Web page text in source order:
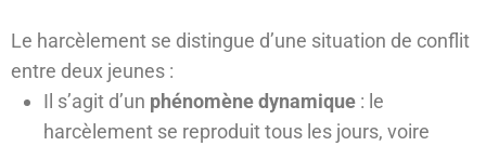
Le harcèlement se distingue d’une situation de conflit
entre deux jeunes :
Il s’agit d’un phénomène dynamique : le
harcèlement se reproduit tous les jours, voire